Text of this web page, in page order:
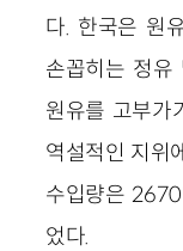
다. 한국은 원
손꼽히는 정유
원유를 고부가
역설적인 지위
수입량은
었다.